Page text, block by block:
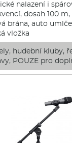
nalazení i
dosah 100
brána, auto
vložka
hudební kluby,
POUZE pro